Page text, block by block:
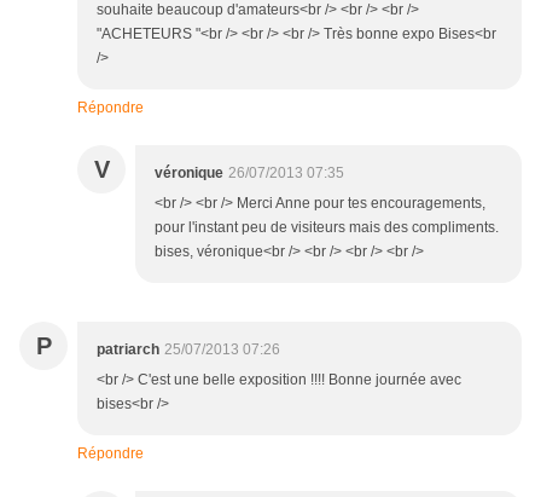
souhaite beaucoup d'amateurs<br /> <br /> <br />
"ACHETEURS "<br /> <br /> <br /> Très bonne expo Bises<br
/>
Répondre
V véronique 26/07/2013 07:35
<br /> <br /> Merci Anne pour tes encouragements,
pour l'instant peu de visiteurs mais des compliments.
bises, véronique<br /> <br /> <br /> <br />
P patriarch 25/07/2013 07:26
<br /> C'est une belle exposition !!!! Bonne journée avec
bises<br />
Répondre